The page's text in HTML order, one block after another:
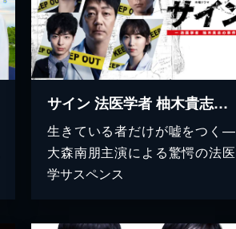
サイン 法医学者 柚木貴志の事件
生きている者だけが嘘をつく—
大森南朋主演による驚愕の法医
学サスペンス